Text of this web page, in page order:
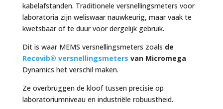
kabelafstanden. Traditionele versnellingsmeters voor
laboratoria zijn weliswaar nauwkeurig, maar vaak te
kwetsbaar of te duur voor dergelijk gebruik.
Dit is waar MEMS versnellingsmeters zoals de
Recovib® versnellingsmeters van Micromega
Dynamics het verschil maken.
Ze overbruggen de kloof tussen precisie op
laboratoriumniveau en industriële robuustheid.